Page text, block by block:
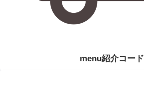
menu紹介コード